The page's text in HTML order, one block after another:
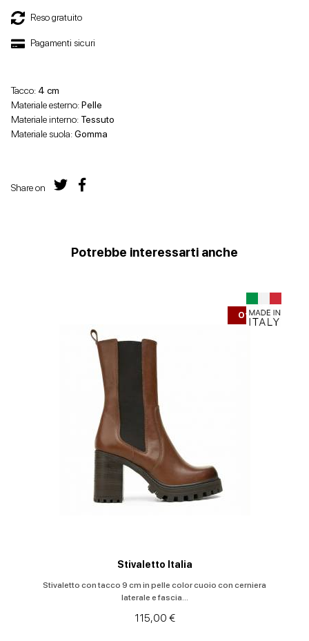
Reso gratuito
Pagamenti sicuri
Tacco: 4 cm
Materiale esterno:Pelle
Materiale interno: Tessuto
Materiale suola:Gomma
Share on
Potrebbe interessarti anche
Offerta
Stivaletto Italia
Stivaletto con tacco 9 cm in pelle color cuoio con cerniera
laterale e fascia...
115,00 €